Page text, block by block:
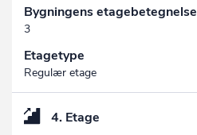
Bygningens etagebetegnelse
3
Etagetype
Regulær etage
4. Etage